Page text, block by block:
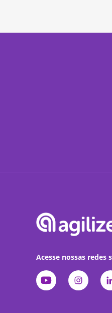
Acesse nossas redes